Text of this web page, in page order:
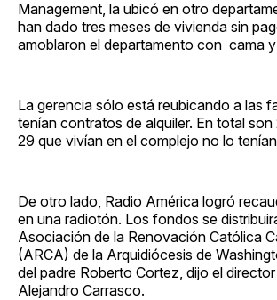
Management, la ubicó en otro
han dado tres meses de vivienda sin
amoblaron el departamento con cama y
La gerencia sólo está reubicando a las
tenían contratos de alquiler. En total
29 que vivían en el complejo no lo
De otro lado, Radio América logró
en una radiotón. Los fondos se
Asociación de la Renovación Católica
(ARCA) de la Arquidiócesis de
del padre Roberto Cortez, dijo el
Alejandro Carrasco.